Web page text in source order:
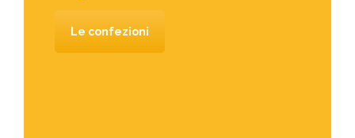
Le confezioni